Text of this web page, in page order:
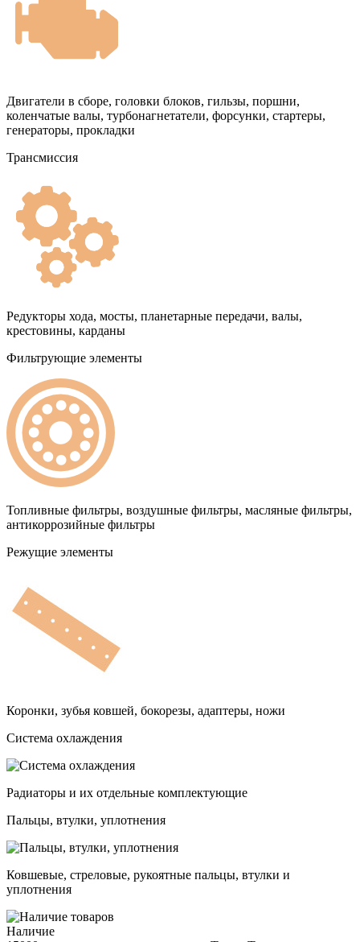
Двигатели в сборе, головки блоков, гильзы, поршни,
коленчатые валы, турбонагнетатели, форсунки, стартеры,
генераторы, прокладки
Трансмиссия
Редукторы хода, мосты, планетарные передачи, валы,
крестовины, карданы
Фильтрующие элементы
Топливные фильтры, воздушные фильтры, масляные фильтры,
антикоррозийные фильтры
Режущие элементы
Коронки, зубья ковшей, бокорезы, адаптеры, ножи
Система охлаждения
Радиаторы и их отдельные комплектующие
Пальцы, втулки, уплотнения
Ковшевые, стреловые, рукоятные пальцы, втулки и
уплотнения
Наличие